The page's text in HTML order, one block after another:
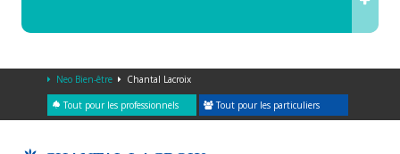
Neo Bien-être Chantal Lacroix
Tout pour les professionnels Tout pour les particuliers